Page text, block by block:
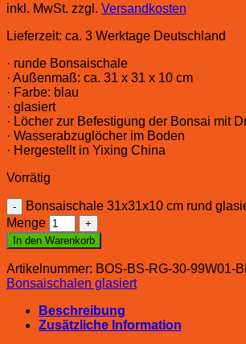
inkl. MwSt. zzgl. Versandkosten
Lieferzeit: ca. 3 Werktage Deutschland
· runde Bonsaischale
· Außenmaß: ca. 31 x 31 x 10 cm
· Farbe: blau
· glasiert
· Löcher zur Befestigung der Bonsai mit
· Wasserabzuglöcher im Boden
· Hergestellt in Yixing China
Vorrätig
Bonsaischale 31x31x10 cm rund
Menge
In den Warenkorb
Artikelnummer: BOS-BS-RG-30-99W01-
Bonsaischalen glasiert
Beschreibung
Zusätzliche Information